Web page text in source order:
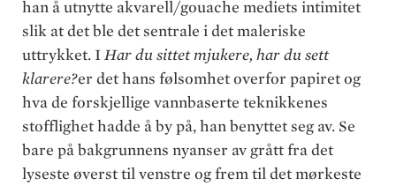
han å utnytte akvarell/gouache mediets intimitet
slik at det ble det sentrale i det maleriske
uttrykket. IHar du sittet mjukere, har du sett
klarere?er det hans følsomhet overfor papiret og
hva de forskjellige vannbaserte teknikkenes
stofflighet hadde å by på, han benyttet seg av. Se
bare på bakgrunnens nyanser av grått fra det
lyseste øverst til venstre og frem til det mørkeste